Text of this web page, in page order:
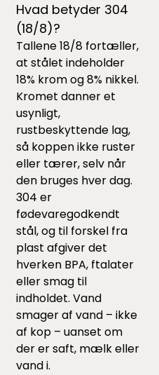
Hvad betyder 304
(18/8)?
Tallene 18/8 fortæller,
at stålet indeholder
18% krom og 8% nikkel.
Kromet danner et
usynligt,
rustbeskyttende lag,
så koppen ikke ruster
eller tærer, selv når
den bruges hver dag.
304 er
fødevaregodkendt
stål, og til forskel fra
plast afgiver det
hverken BPA, ftalater
eller smag til
indholdet. Vand
smager af vand – ikke
af kop – uanset om
der er saft, mælk eller
vand i.